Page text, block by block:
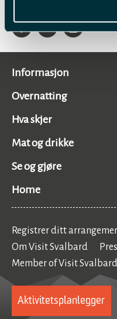
Informasjon
Overnatting
Hva skjer
Mat og drikke
Se og gjøre
Home
Registrer ditt
Om Visit Svalbard
Member of Visit Svalbard
Aktivitetsplanlegger